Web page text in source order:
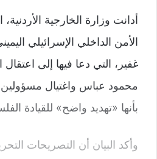
أدانت وزارة الخارجية الأردنية،
الأمن الداخلي الإسرائيلي
غفير، التي دعا فيها إلى
محمود عباس واغتيال
بأنها «تهديد واضح» للقيادة
وأكد البيان أن التصريحات